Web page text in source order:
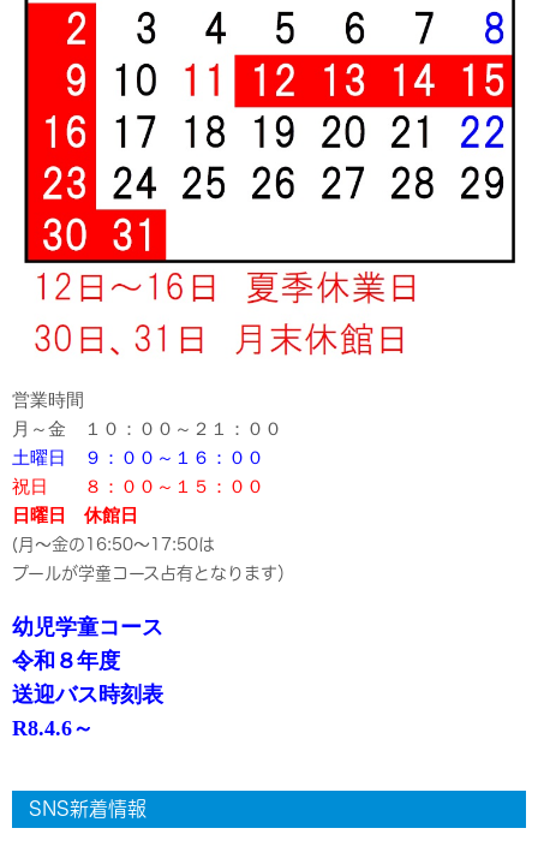
営業時間
月～金 １０：００～２１：００
土曜日 ９：００～１６：００
祝日 ８：００～１５：００
日曜日 休館日
(月～金の16:50～17:50は
プールが学童コース占有となります）
幼児学童コース
令和８年度
送迎バス時刻表
R8.4.6～
SNS新着情報